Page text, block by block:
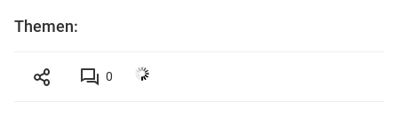
Themen:
0